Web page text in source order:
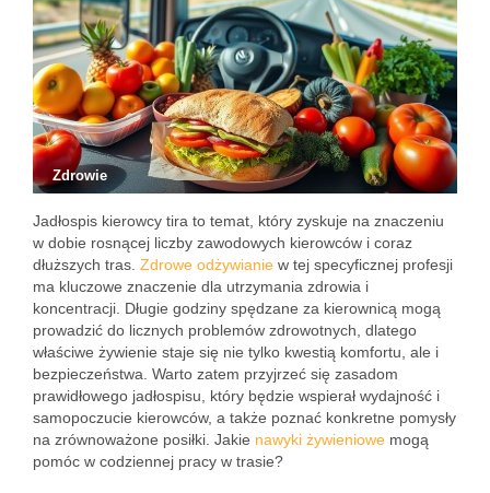
Zdrowie
Jadłospis kierowcy tira to temat, który zyskuje na znaczeniu
w dobie rosnącej liczby zawodowych kierowców i coraz
dłuższych tras. Zdrowe odżywianie w tej specyficznej profesji
ma kluczowe znaczenie dla utrzymania zdrowia i
koncentracji. Długie godziny spędzane za kierownicą mogą
prowadzić do licznych problemów zdrowotnych, dlatego
właściwe żywienie staje się nie tylko kwestią komfortu, ale i
bezpieczeństwa. Warto zatem przyjrzeć się zasadom
prawidłowego jadłospisu, który będzie wspierał wydajność i
samopoczucie kierowców, a także poznać konkretne pomysły
na zrównoważone posiłki. Jakie nawyki żywieniowe mogą
pomóc w codziennej pracy w trasie?